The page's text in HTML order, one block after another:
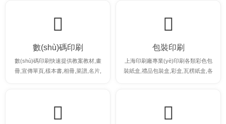
數(shù)碼印刷
數(shù)碼印刷快速提供教案教材,畫
冊,宣傳單頁,樣本書,相冊,菜譜,名片,
包裝印刷
上海印刷廠專業(yè)印刷各類彩色包
裝紙盒,禮品包裝盒,彩盒,瓦楞紙盒,各